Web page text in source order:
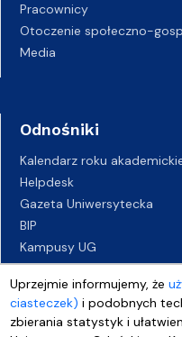
Uprzejmie informujemy, że
ciasteczek) i podobnych
zbierania statystyk i
Pracownicy
Otoczenie społeczno-
Media
Odnośniki
Kalendarz roku
Helpdesk
Gazeta Uniwersytecka
BIP
Kampusy UG
Biuro Karier UG
Oferty pracy
Deklaracja dostępności